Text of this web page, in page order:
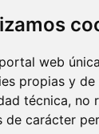
web
propias y
técnica, no
de carácter